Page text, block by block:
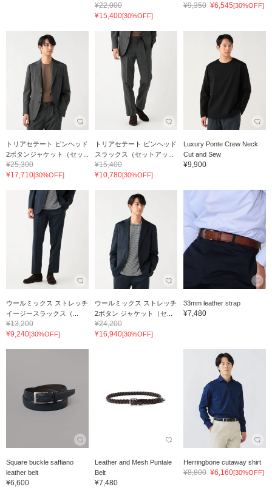
¥22,000
¥15,400[30%OFF]
¥9,350 ¥6,545[30%OFF]
トリアセテート ピンヘッド
2ボタンジャケット（セッ...
¥25,300
¥17,710[30%OFF]
トリアセテート ピンヘッド
スラックス（セットアッ...
¥15,400
¥10,780[30%OFF]
Luxury Ponte Crew Neck
Cut and Sew
¥9,900
ウールミックス ストレッチ
イージースラックス（...
¥13,200
¥9,240[30%OFF]
ウールミックス ストレッチ
2ボタン ジャケット（セ...
¥24,200
¥16,940[30%OFF]
33mm leather strap
¥7,480
Square buckle saffiano
leather belt
¥6,600
Leather and Mesh Puntale
Belt
¥7,480
Herringbone cutaway shirt
¥8,800 ¥6,160[30%OFF]